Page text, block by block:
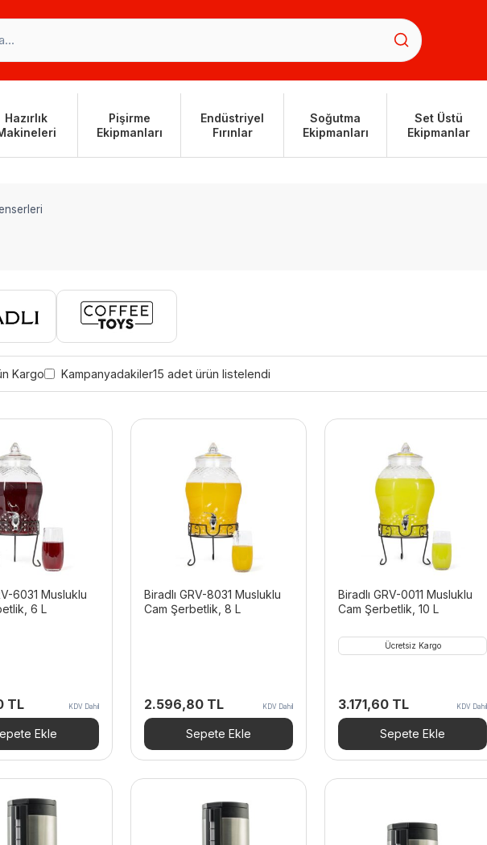
Hazırlık
Pişirme
Ekipmanları
Endüstriyel
Fırınlar
Soğutma
Ekipmanları
Set Üstü
Ekipmanlar
Kargo Kampanyadakiler15 adet ürün listelendi
6031 Musluklu
6 L
TL KDV Dahil
Ekle
Biradlı GRV-8031 Musluklu
Cam Şerbetlik, 8 L
2.596,80 TL KDV Dahil
Sepete Ekle
Biradlı GRV-0011 Musluklu
Cam Şerbetlik, 10 L
Ücretsiz Kargo
3.171,60 TL KDV Dahil
Sepete Ekle